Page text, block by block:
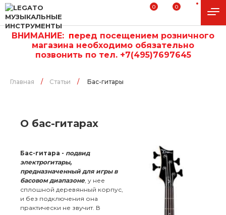
0 0
ВНИМАНИЕ: перед посещением розничного
магазина необходимо обязательно
позвонить по тел. +7(495)7697645
Главная / Статьи / Бас-гитары
О бас-гитарах
Бас-гитара - подвид
электрогитары,
предназначенный для игры в
басовом диапазоне, у нее
сплошной деревянный корпус,
и без подключения она
практически не звучит. В